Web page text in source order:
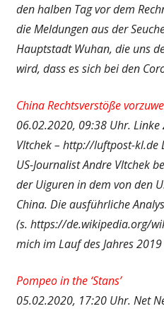
den halben Tag vor dem
die Meldungen aus der
Hauptstadt Wuhan, die uns
wird, dass es sich bei den
China Rechtsverstöße
06.02.2020, 09:38 Uhr.
Vltchek – http://luftpost-kl.de
US-Journalist Andre Vltchek
der Uiguren in dem von den
China. Die ausführliche
(s. https://de.wikipedia.org/
mich im Lauf des Jahres
Pompeo in the ‘Stans’
05.02.2020, 17:20 Uhr. Net